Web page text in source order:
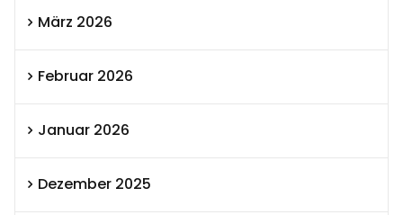
März 2026
Februar 2026
Januar 2026
Dezember 2025